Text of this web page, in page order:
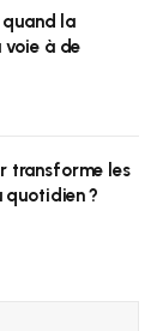
la
voie à de
transforme les
quotidien ?